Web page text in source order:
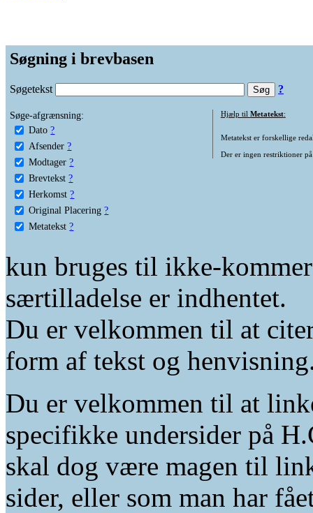
Søgning i brevbasen
Søgetekst ?
Søge-afgrænsning:
Dato ?
Afsender ?
Modtager ?
Brevtekst ?
Herkomst ?
Original Placering ?
Metatekst ?
Hjælp til Metatekst:
Metatekst er forskellige
Der er ingen restriktioner
kun bruges til ikke-
særtilladelse er indhentet.
Du er velkommen til at
form af tekst og
Du er velkommen til at
specifikke undersider på
skal dog være magen til
sider, eller som man har